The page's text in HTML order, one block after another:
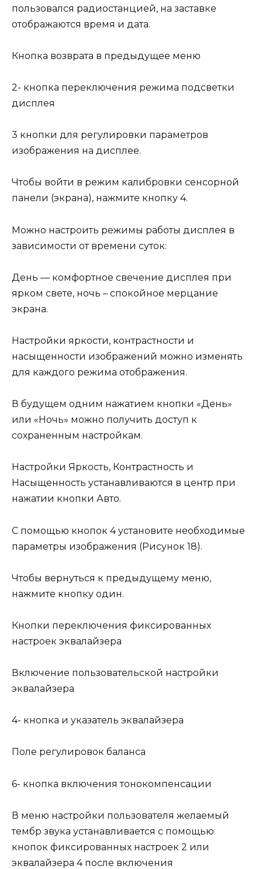
пользовался радиостанцией, на заставке
отображаются время и дата.
Кнопка возврата в предыдущее меню
2- кнопка переключения режима подсветки
дисплея
3 кнопки для регулировки параметров
изображения на дисплее.
Чтобы войти в режим калибровки сенсорной
панели (экрана), нажмите кнопку 4.
Можно настроить режимы работы дисплея в
зависимости от времени суток:
День — комфортное свечение дисплея при
ярком свете, ночь – спокойное мерцание
экрана.
Настройки яркости, контрастности и
насыщенности изображений можно изменять
для каждого режима отображения.
В будущем одним нажатием кнопки «День»
или «Ночь» можно получить доступ к
сохраненным настройкам.
Настройки Яркость, Контрастность и
Насыщенность устанавливаются в центр при
нажатии кнопки Авто.
С помощью кнопок 4 установите необходимые
параметры изображения (Рисунок 18).
Чтобы вернуться к предыдущему меню,
нажмите кнопку один.
Кнопки переключения фиксированных
настроек эквалайзера
Включение пользовательской настройки
эквалайзера
4- кнопка и указатель эквалайзера
Поле регулировок баланса
6- кнопка включения тонокомпенсации
В меню настройки пользователя желаемый
тембр звука устанавливается с помощью
кнопок фиксированных настроек 2 или
эквалайзера 4 после включения